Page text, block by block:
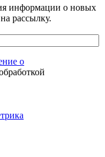
информации о новых
рассылку.
о